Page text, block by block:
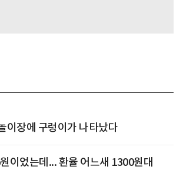
이장에 구렁이가 나타났다
이었는데... 환율 어느새 1300원대